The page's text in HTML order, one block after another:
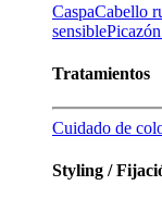
CaspaCabello
sensible
Tratamientos
Cuidado de
Styling /